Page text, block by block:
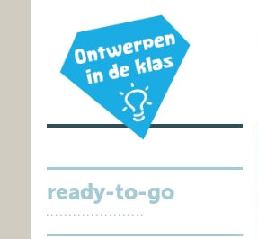
ready-to-go